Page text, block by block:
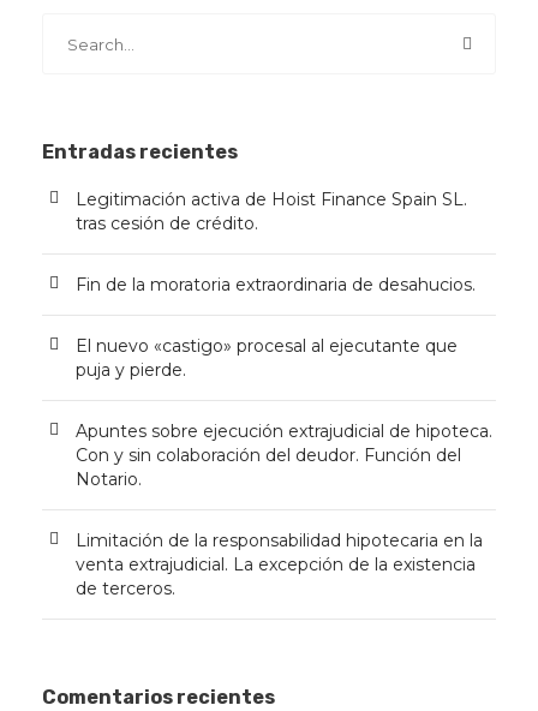
Entradas recientes
Legitimación activa de Hoist Finance Spain SL.
tras cesión de crédito.
Fin de la moratoria extraordinaria de desahucios.
El nuevo «castigo» procesal al ejecutante que
puja y pierde.
Apuntes sobre ejecución extrajudicial de hipoteca.
Con y sin colaboración del deudor. Función del
Notario.
Limitación de la responsabilidad hipotecaria en la
venta extrajudicial. La excepción de la existencia
de terceros.
Comentarios recientes